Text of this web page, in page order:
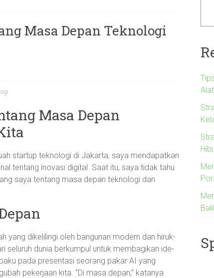
Masa Depan Teknologi
Masa Depan
startup teknologi di Jakarta, saya mendapatkan
tentang inovasi digital. Saat itu, saya tidak tahu
saya tentang masa depan teknologi dan
yang dikelilingi oleh bangunan modern dan hiruk-
seluruh dunia berkumpul untuk membagikan ide-
pada presentasi seorang pakar AI yang
pekerjaan kita. “Di masa depan,” katanya